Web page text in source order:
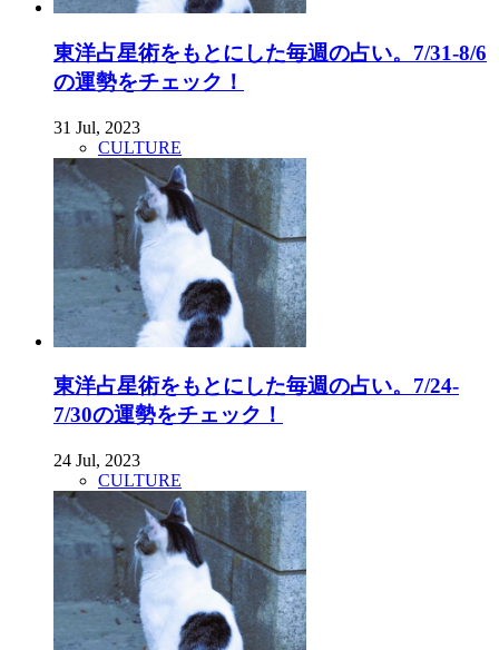
東洋占星術をもとにした毎週の占い。7/31-8/6
の運勢をチェック！
31 Jul, 2023
CULTURE
東洋占星術をもとにした毎週の占い。7/24-
7/30の運勢をチェック！
24 Jul, 2023
CULTURE